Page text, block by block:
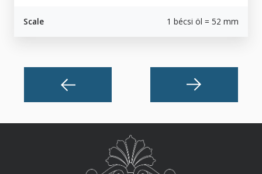
Scale 1 bécsi öl = 52 mm